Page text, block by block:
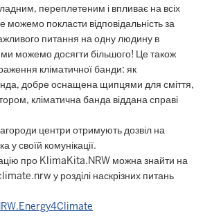
переплетеним і впливає на всіх
покласти відповідальність за
питання на одну людину в
ми можемо досягти більшого! Це також
кліматичної банди: як
добре оснащена щипцями для сміття,
кліматична банда віддана справі
центри отримують дозвіл на
у своїй комунікації.
про KlimaKita.NRW можна знайти на
у розділі наскрізних питань